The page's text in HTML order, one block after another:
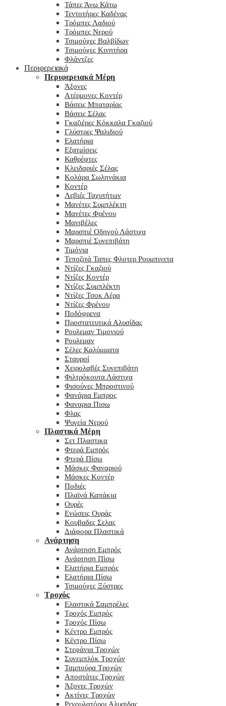
Τάπες Άνω Κάτω
Τεντοτήρες Καδένας
Τρόμπες Λαδιού
Τρόμπες Νερού
Τσιμούχες Βαλβίδων
Τσιμούχες Κινητήρα
Φλάντζες
Περιφερειακά
Περιφερειακά Μέρη
Άξονες
Ατέρμονες Κοντέρ
Βάσεις Μπαταρίας
Βάσεις Σέλας
Γκαζιέρες Κόκκαλα Γκαζιού
Γλύστρες Ψαλιδιού
Ελατήρια
Εξατμίσεις
Καθρέφτες
Κλειδαριές Σέλας
Κολάρα Σωληνάκια
Κοντέρ
Λεβιές Ταχυτήτων
Μανέτες Συμπλέκτη
Μανέτες Φρένου
Μανιβέλες
Μαρσπιέ Οδηγού Λάστιχα
Μαρσπιέ Συνεπιβάτη
Τιμόνια
Τεποζιτά Ταπες Φλοτερ Ρουμπινετα
Ντίζες Γκαζιού
Ντίζες Κοντέρ
Ντίζες Συμπλέκτη
Ντίζες Τσοκ Αέρα
Ντίζες Φρένου
Ποδόφρενα
Προστατευτικά Αλυσίδας
Ρουλεμαν Τιμονιού
Ρουλεμαν
Σέλες Καλύμματα
Σταυροί
Χειρολαβές Συνεπιβάτη
Φιλτρόκουτα Λάστιχα
Φισούνες Μπροστινού
Φανάρια Εμπρος
Φαναρια Πισω
Φλας
Ψυγεία Νερού
Πλαστικά Μέρη
Σετ Πλαστικα
Φτερά Εμπρός
Φτερά Πίσω
Μάσκες Φαναριού
Μάσκες Κοντέρ
Ποδιές
Πλαϊνά Καπάκια
Ουρές
Ενώσεις Ουράς
Κουβαδες Σελας
Διάφορα Πλαστικά
Ανάρτηση
Ανάρτηση Εμπρός
Ανάρτηση Πίσω
Ελατήρια Εμπρός
Ελατήρια Πίσω
Τσιμούχες Ξύστρες
Τροχός
Ελαστικά Σαμπρέλες
Τροχός Εμπρός
Τροχός Πίσω
Κέντρο Εμπρός
Κέντρο Πίσω
Στεφάνια Τροχών
Συνεμπλόκ Τροχών
Ταμπούρα Τροχών
Αποστάτες Τροχών
Άξονες Τροχών
Ακτίνες Τροχών
Ρεγουλατόροι Αλυσιδας